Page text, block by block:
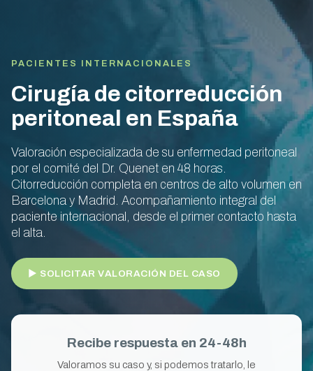
PACIENTES INTERNACIONALES
Cirugía de citorreducción
peritoneal en España
Valoración especializada de su enfermedad peritoneal
por el comité del Dr. Quenet en 48 horas.
Citorreducción completa en centros de alto volumen en
Barcelona y Madrid. Acompañamiento integral del
paciente internacional, desde el primer contacto hasta
el alta.
► SOLICITAR VALORACIÓN DEL CASO
Recibe respuesta en 24-48h
Valoramos su caso y, si podemos tratarlo, le